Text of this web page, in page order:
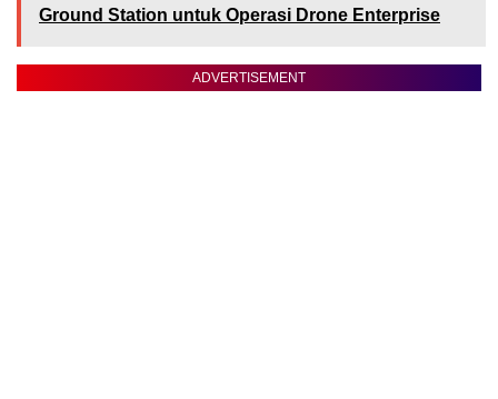
Ground Station untuk Operasi Drone Enterprise
ADVERTISEMENT